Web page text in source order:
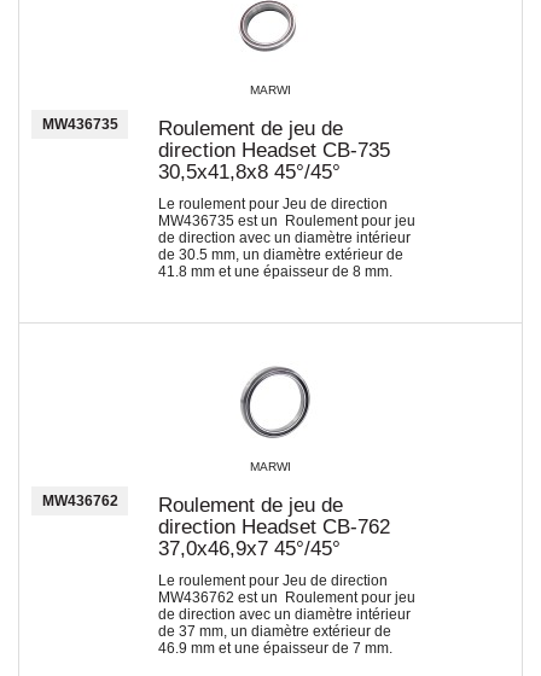
MARWI
MW436735
Roulement de jeu de
direction Headset CB-735
30,5x41,8x8 45°/45°
Le roulement pour Jeu de direction
MW436735 est un Roulement pour jeu
de direction avec un diamètre intérieur
de 30.5 mm, un diamètre extérieur de
41.8 mm et une épaisseur de 8 mm.
MARWI
MW436762
Roulement de jeu de
direction Headset CB-762
37,0x46,9x7 45°/45°
Le roulement pour Jeu de direction
MW436762 est un Roulement pour jeu
de direction avec un diamètre intérieur
de 37 mm, un diamètre extérieur de
46.9 mm et une épaisseur de 7 mm.